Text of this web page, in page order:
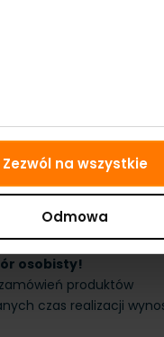
Zezwól na wszystkie
Odmowa
ogólnym
przechodzi kontrolę
i wsparcie
od ręki -wysyłka
w ciągu 48h.
osobisty!
produktów
czas realizacji